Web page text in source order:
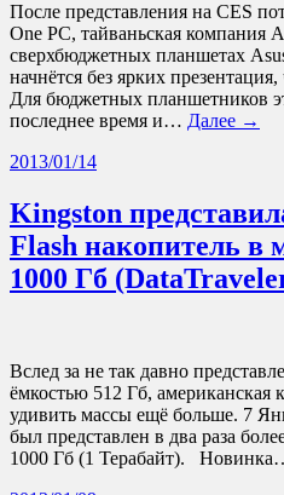
После представления на CES
One PC, тайваньская компания
сверхбюджетных планшетах
начнётся без ярких
Для бюджетных планшетников
последнее время и… Далее →
2013/01/14
Kingston
Flash накопитель в
1000 Гб
Вслед за не так давно
ёмкостью 512 Гб, американская
удивить массы ещё больше. 7
был представлен в два раза
1000 Гб (1 Терабайт).